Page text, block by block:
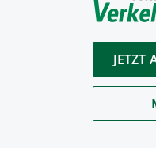
JETZT